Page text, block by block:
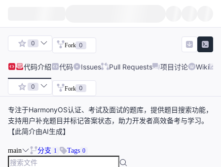
0 Fork 0
代码介绍 代码 Issues Pull Requests 项目讨论 Wiki
0 Fork 0
专注于HarmonyOS认证、考试及面试的题库，提供题目搜索功能，
支持用户补充题目并标记答案状态，助力开发者高效备考与学习。
【此简介由AI生成】
main 分支 1 Tags 0